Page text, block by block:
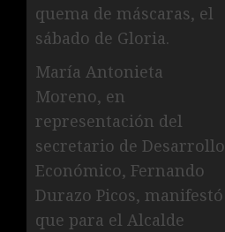
quema de máscaras, el
sábado de Gloria.
María Antonieta
Moreno, en
representación del
secretario de Desarrollo
Económico, Fernando
Durazo Picos, manifestó
que para el Alcalde